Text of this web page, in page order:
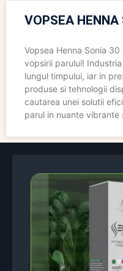
VOPSEA
Vopsea Henna Sonia
vopsirii parului!
lungul timpului, iar in
produse si tehnologii
cautarea unei solutii
parul in nuante vibrante